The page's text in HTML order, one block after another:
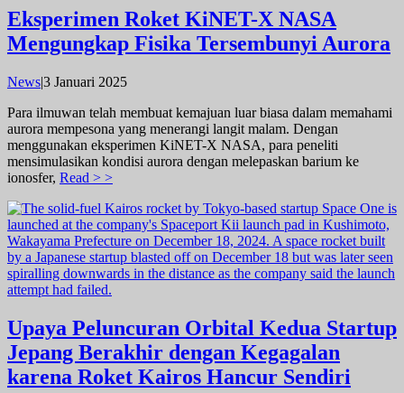
Eksperimen Roket KiNET-X NASA
Mengungkap Fisika Tersembunyi Aurora
News|3 Januari 2025oleh
Para ilmuwan telah membuat kemajuan luar biasa dalam memahami
aurora mempesona yang menerangi langit malam. Dengan
menggunakan eksperimen KiNET-X NASA, para peneliti
mensimulasikan kondisi aurora dengan melepaskan barium ke
ionosfer, Read > >
Upaya Peluncuran Orbital Kedua Startup
Jepang Berakhir dengan Kegagalan
karena Roket Kairos Hancur Sendiri